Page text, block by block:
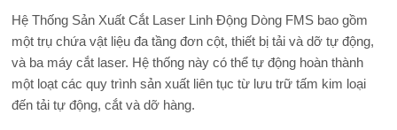
Hệ Thống Sản Xuất Cắt Laser Linh Động Dòng FMS bao gồm
một trụ chứa vật liệu đa tầng đơn cột, thiết bị tải và dỡ tự động,
và ba máy cắt laser. Hệ thống này có thể tự động hoàn thành
một loạt các quy trình sản xuất liên tục từ lưu trữ tấm kim loại
đến tải tự động, cắt và dỡ hàng.